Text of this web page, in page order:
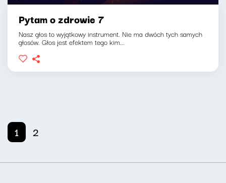
Pytam o zdrowie 7
Nasz głos to wyjątkowy instrument. Nie ma dwóch tych samych
głosów. Głos jest efektem tego kim...
1 2